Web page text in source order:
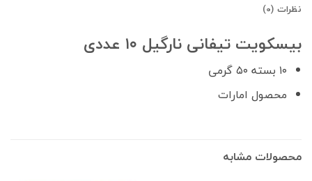
نظرات (0)
بیسکویت تیفانی نارگیل ۱۰ عددی
۱۰ بسته ۵۰ گرمی
محصول امارات
محصولات مشابه